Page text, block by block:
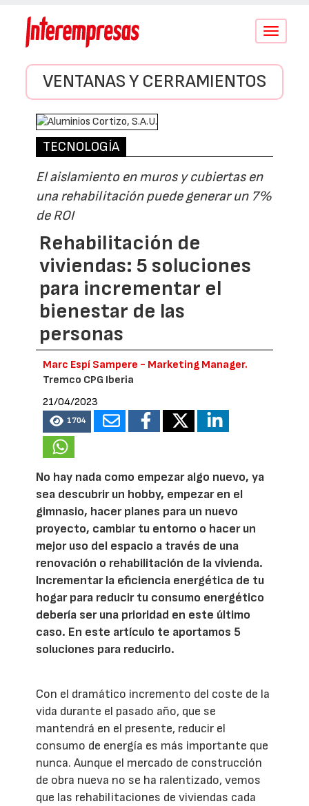
Conmutar
VENTANAS Y CERRAMIENTOS
TECNOLOGÍA
El aislamiento en muros y cubiertas en
una rehabilitación puede generar un 7%
de ROI
Rehabilitación de
viviendas: 5 soluciones
para incrementar el
bienestar de las
personas
Marc Espí Sampere - Marketing Manager.
Tremco CPG Iberia
21/04/2023
1704
No hay nada como empezar algo nuevo, ya
sea descubrir un hobby, empezar en el
gimnasio, hacer planes para un nuevo
proyecto, cambiar tu entorno o hacer un
mejor uso del espacio a través de una
renovación o rehabilitación de la vivienda.
Incrementar la eficiencia energética de tu
hogar para reducir tu consumo energético
debería ser una prioridad en este último
caso. En este artículo te aportamos 5
soluciones para reducirlo.
Con el dramático incremento del coste de la
vida durante el pasado año, que se
mantendrá en el presente, reducir el
consumo de energía es más importante que
nunca. Aunque el mercado de construcción
de obra nueva no se ha ralentizado, vemos
que las rehabilitaciones de viviendas cada